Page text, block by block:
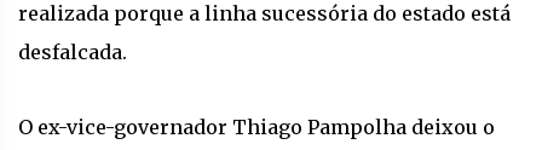
realizada porque a linha sucessória do estado está
desfalcada.
O ex-vice-governador Thiago Pampolha deixou o